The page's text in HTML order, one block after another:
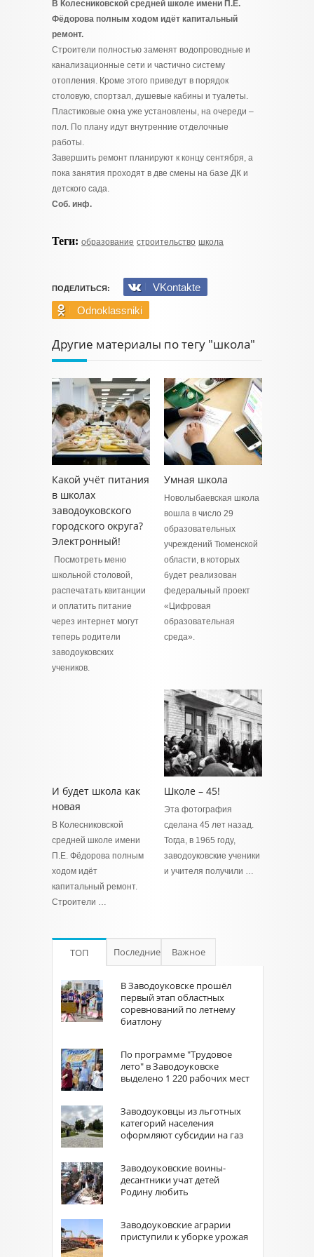
В Колесниковской средней школе имени П.Е.
Фёдорова полным ходом идёт капитальный
ремонт.
Строители полностью заменят водопроводные и
канализационные сети и частично систему
отопления. Кроме этого приведут в порядок
столовую, спортзал, душевые кабины и туалеты.
Пластиковые окна уже установлены, на очереди –
пол. По плану идут внутренние отделочные
работы.
Завершить ремонт планируют к концу сентября, а
пока занятия проходят в две смены на базе ДК и
детского сада.
Соб. инф.
Теги: образование строительство школа
ПОДЕЛИТЬСЯ:
VKontakte
Odnoklassniki
Другие материалы по тегу "школа"
Какой учёт питания
в школах
заводоуковского
городского округа?
Электронный!
Посмотреть меню
школьной столовой,
распечатать квитанции
и оплатить питание
через интернет могут
теперь родители
заводоуковских
учеников.
Умная школа
Новолыбаевская школа
вошла в число 29
образовательных
учреждений Тюменской
области, в которых
будет реализован
федеральный проект
«Цифровая
образовательная
среда».
И будет школа как
новая
В Колесниковской
средней школе имени
П.Е. Фёдорова полным
ходом идёт
капитальный ремонт.
Строители …
Школе – 45!
Эта фотография
сделана 45 лет назад.
Тогда, в 1965 году,
заводоуковские ученики
и учителя получили …
ТОП Последние Важное
В Заводоуковске прошёл
первый этап областных
соревнований по летнему
биатлону
По программе "Трудовое
лето" в Заводоуковске
выделено 1 220 рабочих мест
Заводоуковцы из льготных
категорий населения
оформляют субсидии на газ
Заводоуковские воины-
десантники учат детей
Родину любить
Заводоуковские аграрии
приступили к уборке урожая